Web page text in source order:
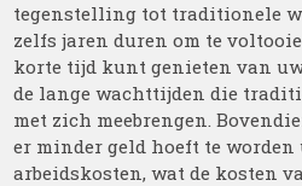
tegenstelling tot traditionele
zelfs jaren duren om te
korte tijd kunt genieten van
de lange wachttijden die
met zich meebrengen.
er minder geld hoeft te worden
arbeidskosten, wat de kosten